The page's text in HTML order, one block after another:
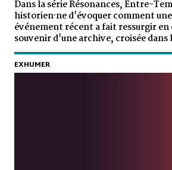
Dans la série Résonances, Entre-
historien·ne d'évoquer comment
événement récent a fait ressurgir en
souvenir d'une archive, croisée dans
EXHUMER